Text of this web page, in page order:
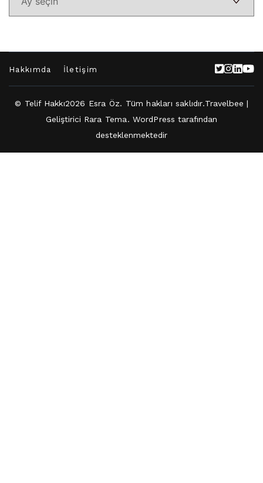
Hakkımda İletişim
© Telif Hakkı2026 Esra Öz. Tüm hakları saklıdır.Travelbee |
Geliştirici Rara Tema. WordPress tarafından
desteklenmektedir